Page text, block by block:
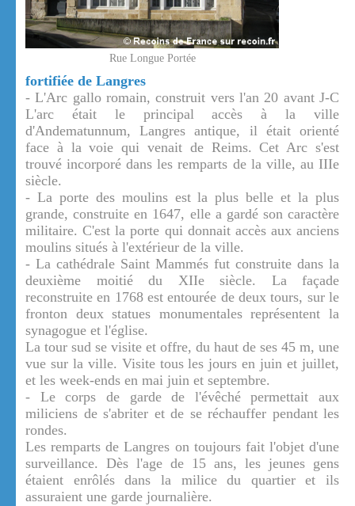
Rue Longue Portée
fortifiée de Langres
- L'Arc gallo romain, construit vers l'an 20 avant J-C
L'arc était le principal accès à la ville
d'Andematunnum, Langres antique, il était orienté
face à la voie qui venait de Reims. Cet Arc s'est
trouvé incorporé dans les remparts de la ville, au IIIe
siècle.
- La porte des moulins est la plus belle et la plus
grande, construite en 1647, elle a gardé son caractère
militaire. C'est la porte qui donnait accès aux anciens
moulins situés à l'extérieur de la ville.
- La cathédrale Saint Mammés fut construite dans la
deuxième moitié du XIIe siècle. La façade
reconstruite en 1768 est entourée de deux tours, sur le
fronton deux statues monumentales représentent la
synagogue et l'église.
La tour sud se visite et offre, du haut de ses 45 m, une
vue sur la ville. Visite tous les jours en juin et juillet,
et les week-ends en mai juin et septembre.
- Le corps de garde de l'évêché permettait aux
miliciens de s'abriter et de se réchauffer pendant les
rondes.
Les remparts de Langres on toujours fait l'objet d'une
surveillance. Dès l'age de 15 ans, les jeunes gens
étaient enrôlés dans la milice du quartier et ils
assuraient une garde journalière.